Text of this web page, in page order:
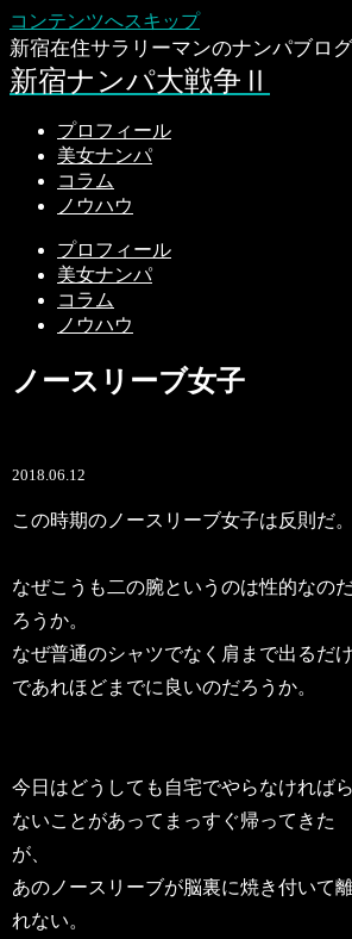
コンテンツへスキップ
新宿在住サラリーマンのナンパブロ
新宿ナンパ大戦争Ⅱ
プロフィール
美女ナンパ
コラム
ノウハウ
プロフィール
美女ナンパ
コラム
ノウハウ
ノースリーブ女子
2018.06.12
この時期のノースリーブ女子は反則だ。
なぜこうも二の腕というのは性的なの
ろうか。
なぜ普通のシャツでなく肩まで出るだけ
であれほどまでに良いのだろうか。
今日はどうしても自宅でやらなければら
ないことがあってまっすぐ帰ってきた
が、
あのノースリーブが脳裏に焼き付いて
れない。